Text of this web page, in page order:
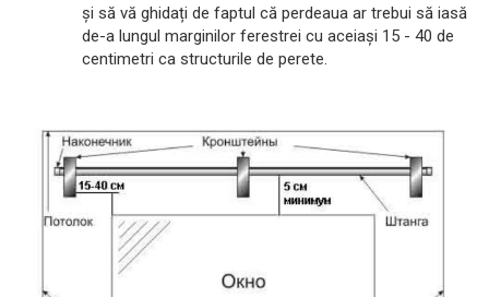
și să vă ghidați de faptul că perdeaua ar trebui să iasă
de-a lungul marginilor ferestrei cu aceiași 15 - 40 de
centimetri ca structurile de perete.